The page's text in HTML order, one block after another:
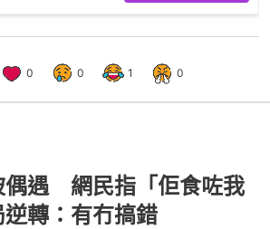
0 0 1 0
偶遇 網民指「佢食咗我
轉：有冇搞錯